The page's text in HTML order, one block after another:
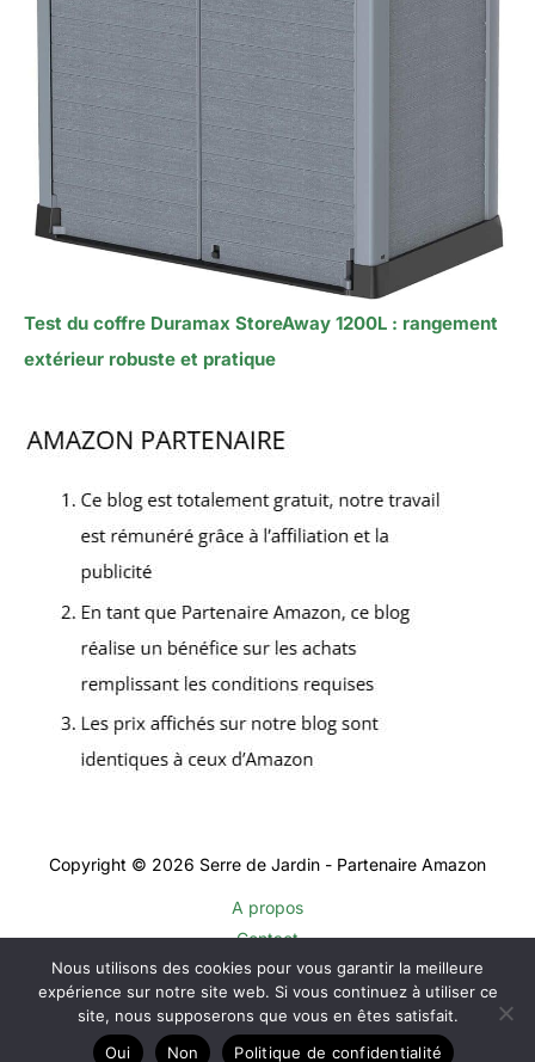
Test du coffre Duramax StoreAway 1200L : rangement
extérieur robuste et pratique
Copyright © 2026 Serre de Jardin - Partenaire Amazon
A propos
Contact
Plan du site
Mentions légales
Politique de confidentialité
Nous utilisons des cookies pour vous garantir la meilleure
expérience sur notre site web. Si vous continuez à utiliser ce
site, nous supposerons que vous en êtes satisfait.
Oui
Non Politique de confidentialité